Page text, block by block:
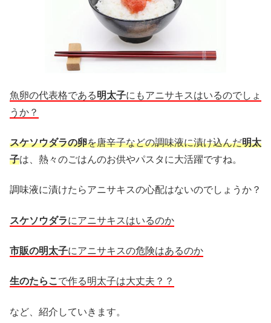
魚卵の代表格である明太子にもアニサキスはいるのでしょ
うか？
スケソウダラの卵を唐辛子などの調味液に漬け込んだ明太
子は、熱々のごはんのお供やパスタに大活躍ですね。
調味液に漬けたらアニサキスの心配はないのでしょうか？
スケソウダラにアニサキスはいるのか
市販の明太子にアニサキスの危険はあるのか
生のたらこで作る明太子は大丈夫？？
など、紹介していきます。